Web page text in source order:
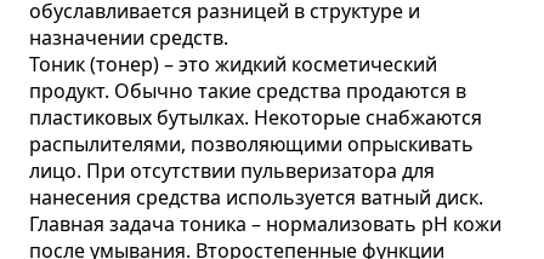
обуславливается разницей в структуре и
назначении средств.
Тоник (тонер) – это жидкий косметический
продукт. Обычно такие средства продаются в
пластиковых бутылках. Некоторые снабжаются
распылителями, позволяющими опрыскивать
лицо. При отсутствии пульверизатора для
нанесения средства используется ватный диск.
Главная задача тоника – нормализовать pH кожи
после умывания. Второстепенные функции